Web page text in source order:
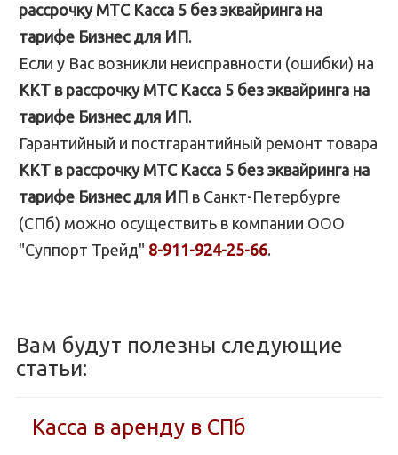
рассрочку МТС Касса 5 без эквайринга на
тарифе Бизнес для ИП.
Если у Вас возникли неисправности (ошибки) на
ККТ в рассрочку МТС Касса 5 без эквайринга на
тарифе Бизнес для ИП.
Гарантийный и постгарантийный ремонт товара
ККТ в рассрочку МТС Касса 5 без эквайринга на
тарифе Бизнес для ИП в Санкт-Петербурге
(СПб) можно осуществить в компании ООО
"Суппорт Трейд" 8-911-924-25-66.
Вам будут полезны следующие
статьи:
Касса в аренду в СПб